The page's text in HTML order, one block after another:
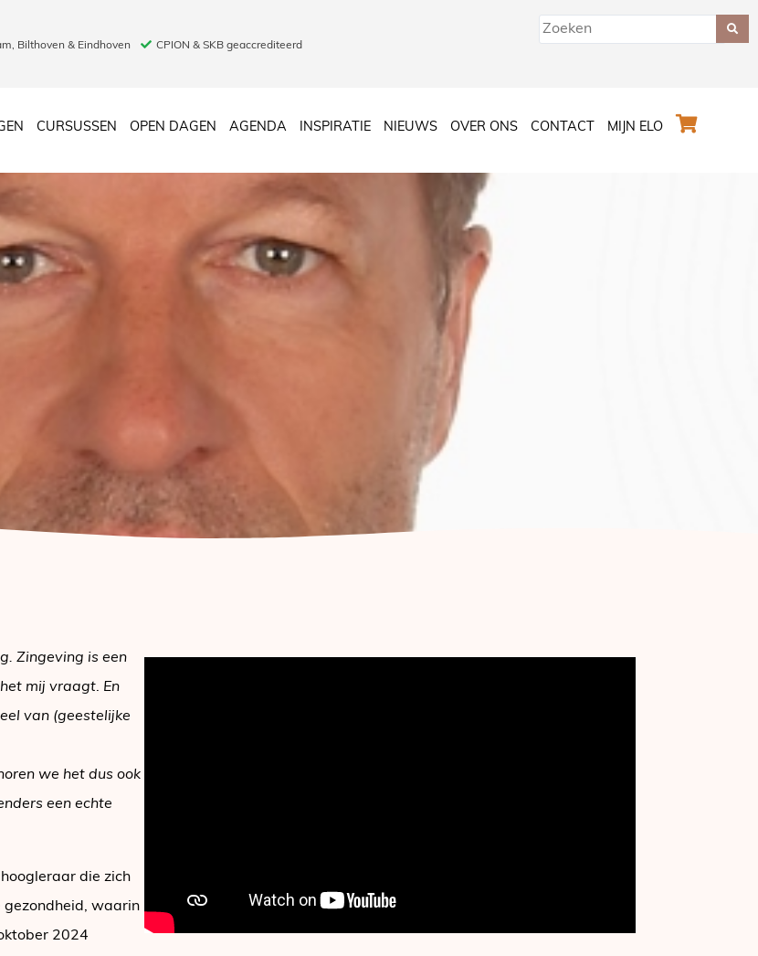
Bilthoven & Eindhoven CPION & SKB geaccrediteerd
CURSUSSEN OPEN DAGEN AGENDA INSPIRATIE NIEUWS OVER ONS CONTACT MIJN ELO
Zingeving is een
mij vraagt. En
van (geestelijke
we het dus ook
een echte
die zich
gezondheid, waarin
2024